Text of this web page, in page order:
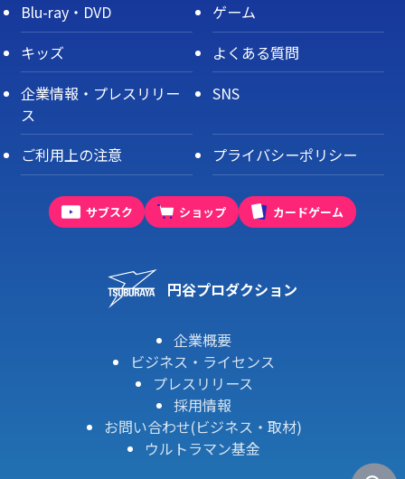
Blu-ray・DVD
ゲーム
キッズ
よくある質問
企業情報・プレスリリー
ス
SNS
ご利用上の注意 プライバシーポリシー
サブスク ショップ カードゲーム
円谷プロダクション
企業概要
ビジネス・ライセンス
プレスリリース
採用情報
お問い合わせ(ビジネス・取材)
ウルトラマン基金